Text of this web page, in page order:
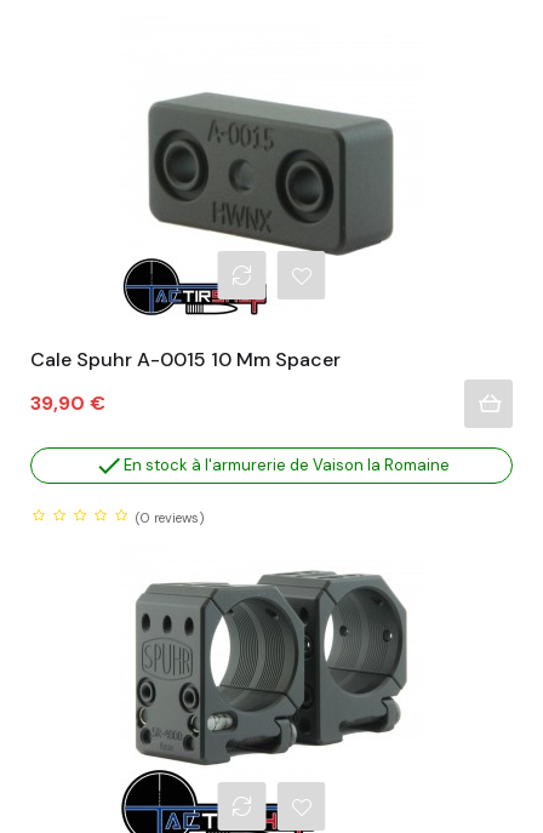
Cale Spuhr A-0015 10 Mm Spacer
Prix
39,90 €
En stock à l'armurerie de Vaison la Romaine
(0 reviews)